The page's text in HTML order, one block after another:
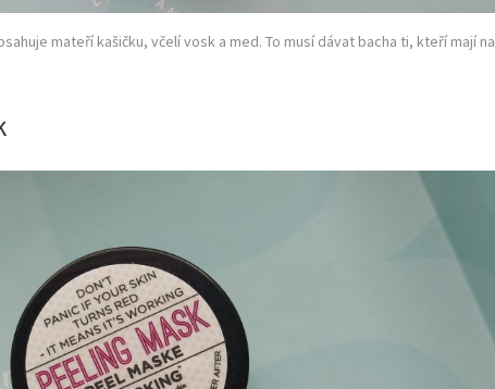
mateří kašičku, včelí vosk a med. To musí dávat bacha ti, kteří mají na